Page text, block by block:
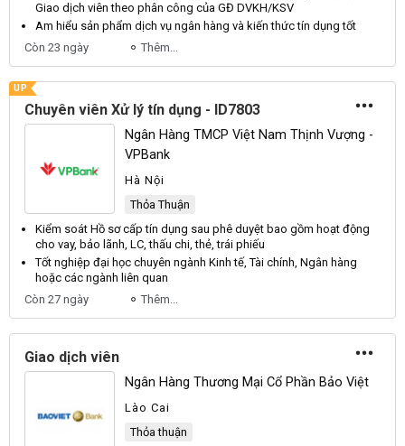
Giao dịch viên theo phân công của GĐ DVKH/KSV
Am hiểu sản phẩm dịch vụ ngân hàng và kiến thứctín dụng tốt
Còn 23 ngày
Thêm...
UP
Chuyên viên Xử lý tín dụng - ID7803
Ngân Hàng TMCP Việt Nam Thịnh Vượng -
VPBank
Hà Nội
Thỏa Thuận
Kiểm soát Hồ sơ cấptín dụng sau phê duyệt bao gồm hoạt động
cho vay, bảo lãnh, LC, thấu chi, thẻ, trái phiếu
Tốt nghiệp đại học chuyên ngành Kinh tế, Tài chính, Ngân hàng
hoặc các ngành liên quan
Còn 27 ngày
Thêm...
Giao dịch viên
Ngân Hàng Thương Mại Cổ Phần Bảo Việt
Lào Cai
Thỏa thuận